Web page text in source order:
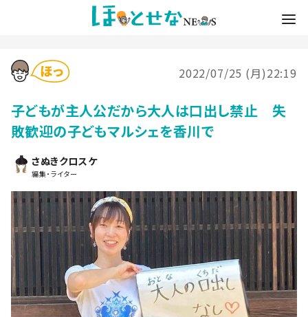
2022/07/25 (月)22:19
子どもが主人公だから大人は口出し禁止 失
敗歓迎の子どもマルシェを香川で
さぬきクロスケ
編集・ライター